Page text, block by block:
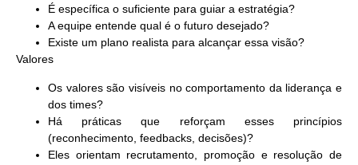
É específica o suficiente para guiar a estratégia?
A equipe entende qual é o futuro desejado?
Existe um plano realista para alcançar essa visão?
Valores
Os valores são visíveis no comportamento da liderança e
dos times?
Há práticas que reforçam esses princípios
(reconhecimento, feedbacks, decisões)?
Eles orientam recrutamento, promoção e resolução de